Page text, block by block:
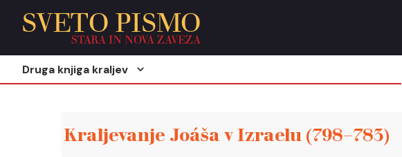
SVETO PISMO
STARA IN NOVA ZAVEZA
Druga knjiga kraljev
Kraljevanje Joáša v Izraelu (798–783)